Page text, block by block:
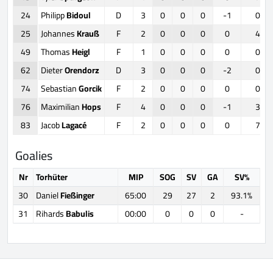
24
PhilippBidoul D 3 0 0 0 -1
0
25
JohannesKrauß F 2 0 0 0 0
4
49
ThomasHeigl F 1 0 0 0 0
0
62
DieterOrendorz D 3 0 0 0 -2
0
74
SebastianGorcik F 2 0 0 0 0
0
76
MaximilianHops F 4 0 0 0 -1
3
83
JacobLagacé F 2 0 0 0 0 7
Goalies
Nr Torhüter MIP SOG SV GA
SV%
30 DanielFießinger 65:00 29 27 2
93.1%
31
RihardsBabulis 00:00 0 0 0 -